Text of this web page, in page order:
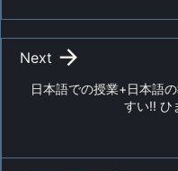
日本語での授業+日本語
すい!! ひ

Next